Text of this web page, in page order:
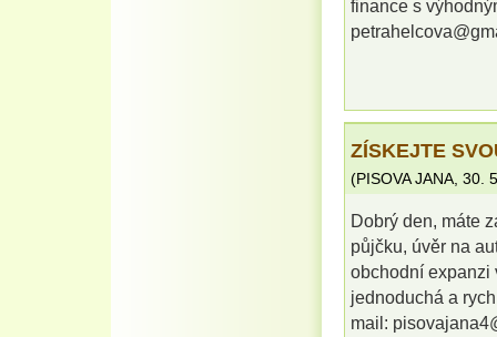
finance s
ZÍSKEJTE
(PISOVA JANA, 30.
Dobrý den, máte
půjčku, úvěr na
obchodní expanzi
jednoduchá a
mail: